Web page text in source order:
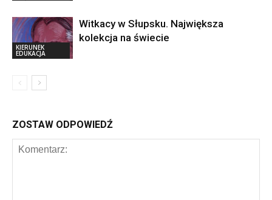
KIERUNEK
EDUKACJA
Witkacy w Słupsku. Największa
kolekcja na świecie
ZOSTAW ODPOWIEDŹ